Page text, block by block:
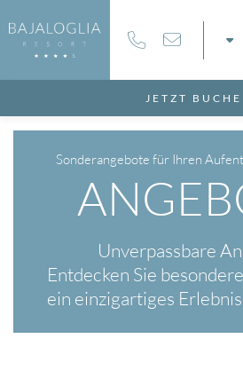
JETZT
AUG 2026
Sonderangebote für Ihren
Unverpassbare
Entdecken Sie
ein einzigartiges
Sie